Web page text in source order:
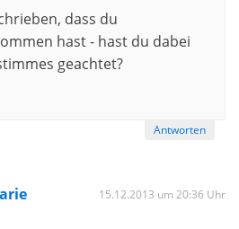
dass du
hast - hast du dabei
geachtet?
Antworten
15.12.2013 um 20:36 Uhr